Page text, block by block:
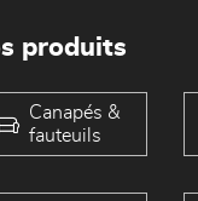
produits
Canapés &
fauteuils